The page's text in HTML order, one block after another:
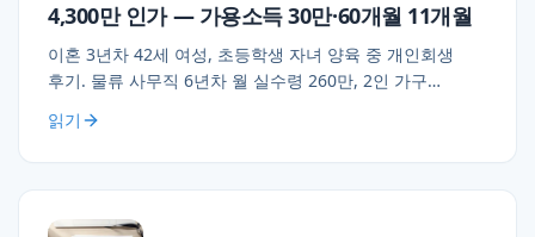
4,300만 인가 — 가용소득 30만·60개월 11개월
이혼 3년차 42세 여성, 초등학생 자녀 양육 중 개인회생
후기. 물류 사무직 6년차 월 실수령 260만, 2인 가구
채무 정리. 자녀 부양 상태의 실무적 유리 요소·양육비
수령권 별개 처리 정리.
읽기